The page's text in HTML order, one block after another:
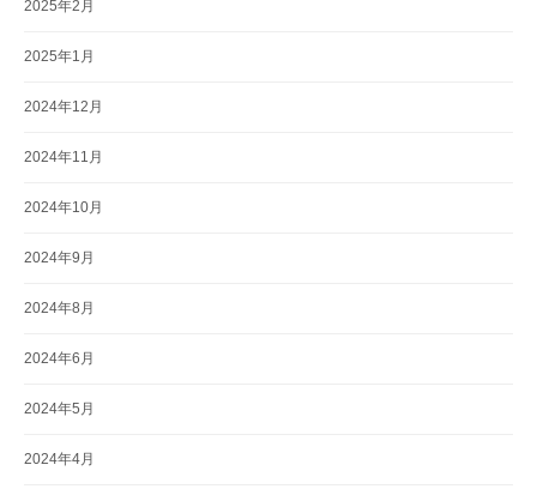
2025年2月
2025年1月
2024年12月
2024年11月
2024年10月
2024年9月
2024年8月
2024年6月
2024年5月
2024年4月